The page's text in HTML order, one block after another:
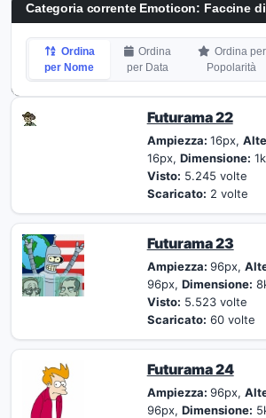
Categoria corrente Emoticon: Faccine
Ordina
per Nome
Ordina
per Data
Ordina per
Popolarità
Futurama 22
Ampiezza: 16px,
16px, Dimensione:
Visto: 5.245 volte
Scaricato: 2 volte
Futurama 23
Ampiezza: 96px,
96px, Dimensione:
Visto: 5.523 volte
Scaricato: 60 volte
Futurama 24
Ampiezza: 96px,
96px, Dimensione: